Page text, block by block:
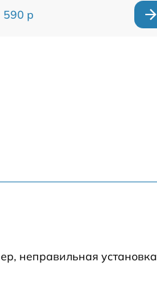
590 р
неправильная установка